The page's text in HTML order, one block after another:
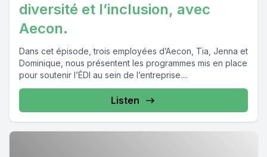
diversité et l’inclusion, avec
Aecon.
Dans cet épisode, trois employées d’Aecon, Tia, Jenna et
Dominique, nous présentent les programmes mis en place
pour soutenir l’ÉDI au sein de l’entreprise....
Listen